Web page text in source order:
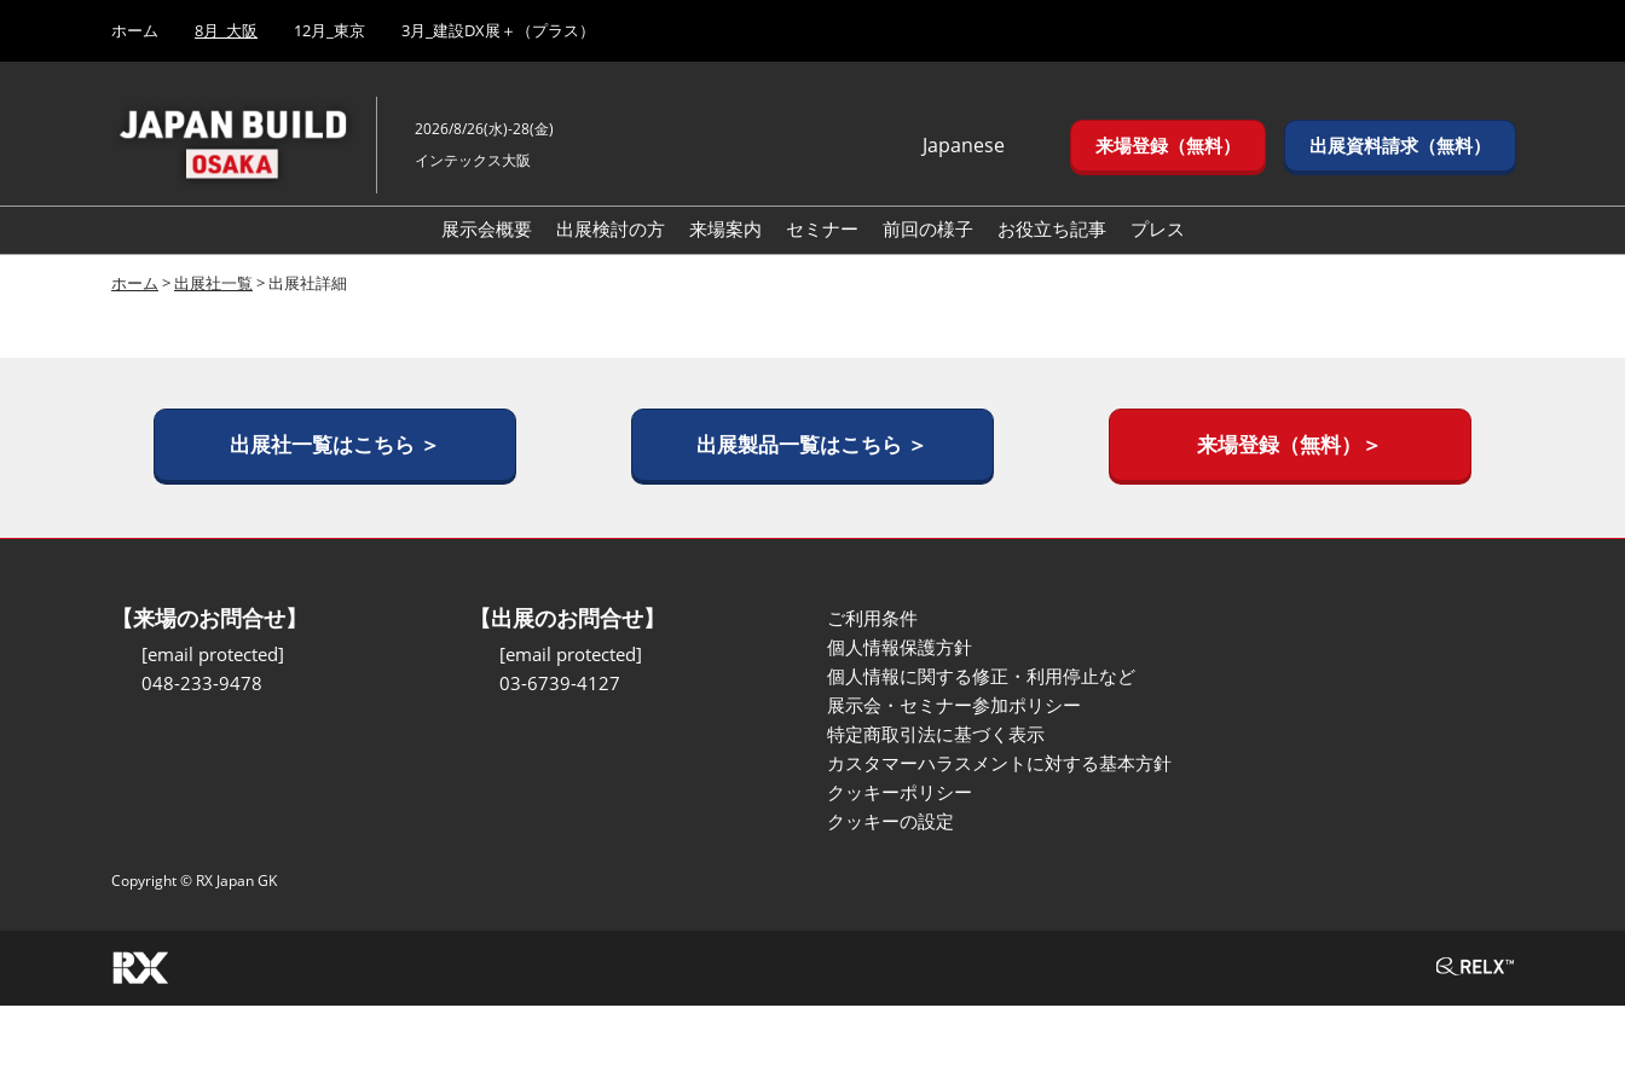
キ
し
to
ホーム 8月_大阪 12月_東京 3月_建設DX展＋（プラス）
2026/8/26(水)-28(金)
インテックス大阪
Japanese
English
Korean (Naver
来場登録（無料） 出展資料請求（無料）
展示会概要 出展検討の方 来場案内 セミナー 前回の様子 お役立ち記事 プレス
ホーム >出展社一覧 > 出展社詳細
出展社一覧はこちら ＞ 出展製品一覧はこちら ＞ 来場登録（無料）＞
【来場のお問合せ】
[email protected]
048-233-9478
【出展のお問合せ】
[email protected]
03-6739-4127
ご利用条件
個人情報保護方針
個人情報に関する修正・利用停止など
展示会・セミナー参加ポリシー
特定商取引法に基づく表示
カスタマーハラスメントに対する基本方針
クッキーポリシー
クッキーの設定
Copyright © RX Japan GK